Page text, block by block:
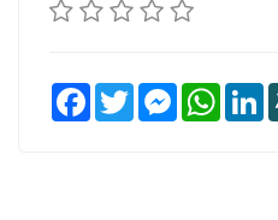
FacebookTwitter Messenger